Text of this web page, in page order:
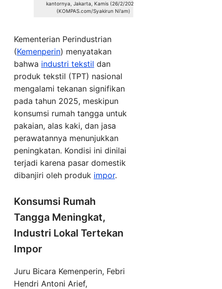
kantornya, Jakarta, Kamis (26/2/2026).
(KOMPAS.com/Syakirun Ni'am)
Kementerian Perindustrian
(Kemenperin) menyatakan
bahwa industri tekstil dan
produk tekstil (TPT) nasional
mengalami tekanan signifikan
pada tahun 2025, meskipun
konsumsi rumah tangga untuk
pakaian, alas kaki, dan jasa
perawatannya menunjukkan
peningkatan. Kondisi ini dinilai
terjadi karena pasar domestik
dibanjiri oleh produk impor.
Konsumsi Rumah
Tangga Meningkat,
Industri Lokal Tertekan
Impor
Juru Bicara Kemenperin, Febri
Hendri Antoni Arief,